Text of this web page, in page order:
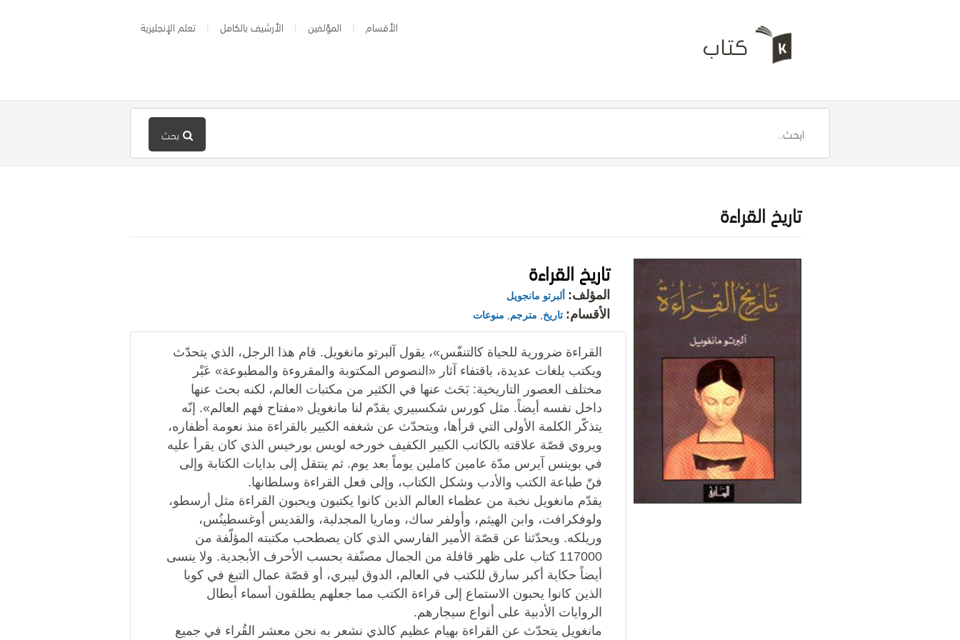
الأقسام المؤلفين الأرشيف بالكامل تعلم الإنجليزية
بحث
تاريخ القراءة
تاريخ القراءة
المؤلف: ألبرتو مانجويل
الأقسام: تاريخ مترجم منوعات
القراءة ضرورية للحياة كالتنفّس»، يقول آلبرتو مانغويل. قام هذا الرجل، الذي يتحدّث
ويكتب بلغات عديدة، باقتفاء آثار «النصوص المكتوبة والمقروءة والمطبوعة» عَبْر
مختلف العصور التاريخية: بَحَث عنها في الكثير من مكتبات العالم، لكنه بحث عنها
داخل نفسه أيضاً. مثل كورس شكسبيري يقدّم لنا مانغويل «مفتاح فهم العالم». إنّه
يتذكّر الكلمة الأولى التي قرأها، ويتحدّث عن شغفه الكبير بالقراءة منذ نعومة أظفاره،
ويروي قصّة علاقته بالكاتب الكبير الكفيف خورخه لويس بورخيس الذي كان يقرأ عليه
في بوينس آيرس مدّة عامين كاملين يوماً بعد يوم. ثم ينتقل إلى بدايات الكتابة وإلى
فنّ طباعة الكتب والأدب وشكل الكتاب، وإلى فعل القراءة وسلطانها.
يقدّم مانغويل نخبة من عظماء العالم الذين كانوا يكتبون ويحبون القراءة مثل أرسطو،
ولوفكرافت، وابن الهيثم، وأولفر ساك، وماريا المجدلية، والقديس أوغسطينُس،
وريلكه. ويحدّثنا عن قصّة الأمير الفارسي الذي كان يصطحب مكتبته المؤلّفة من
117000 كتاب على ظهر قافلة من الجمال مصنّفة بحسب الأحرف الأبجدية. ولا ينسى
أيضاً حكاية أكبر سارق للكتب في العالم، الدوق ليبري، أو قصّة عمال التبغ في كوبا
الذين كانوا يحبون الاستماع إلى قراءة الكتب مما جعلهم يطلقون أسماء أبطال
الروايات الأدبية على أنواع سيجارهم.
مانغويل يتحدّث عن القراءة بهيام عظيم كالذي نشعر به نحن معشر القُراء في جميع